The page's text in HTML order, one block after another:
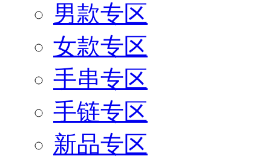
男款专区
女款专区
手串专区
手链专区
新品专区